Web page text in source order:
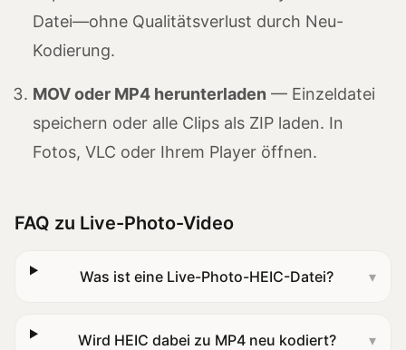
Datei—ohne Qualitätsverlust durch Neu-
Kodierung.
MOV oder MP4 herunterladen — Einzeldatei
speichern oder alle Clips als ZIP laden. In
Fotos, VLC oder Ihrem Player öffnen.
FAQ zu Live-Photo-Video
Was ist eine Live-Photo-HEIC-Datei? ▾
Wird HEIC dabei zu MP4 neu kodiert? ▾